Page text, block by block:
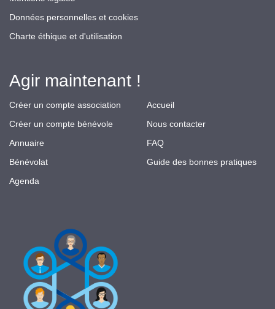
Données personnelles et cookies
Charte éthique et d'utilisation
Agir maintenant !
Créer un compte association
Créer un compte bénévole
Annuaire
Bénévolat
Agenda
Accueil
Nous contacter
FAQ
Guide des bonnes pratiques